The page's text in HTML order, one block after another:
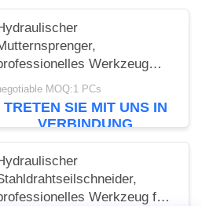
Werkzeug
zum Entfernen hartnäckiger
Muttern
MOQ:1 PCs
TRETEN SIE MIT UNS IN
VERBINDUNG
Werkzeug für